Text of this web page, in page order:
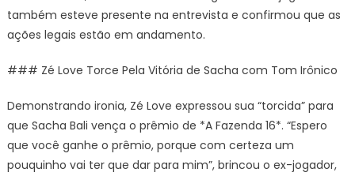
também esteve presente na entrevista e confirmou que as
ações legais estão em andamento.
### Zé Love Torce Pela Vitória de Sacha com Tom Irônico
Demonstrando ironia, Zé Love expressou sua “torcida” para
que Sacha Bali vença o prêmio de *A Fazenda 16*. “Espero
que você ganhe o prêmio, porque com certeza um
pouquinho vai ter que dar para mim”, brincou o ex-jogador,